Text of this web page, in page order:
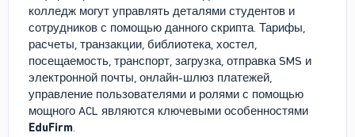
колледж могут управлять деталями студентов и
сотрудников с помощью данного скрипта. Тарифы,
расчеты, транзакции, библиотека, хостел,
посещаемость, транспорт, загрузка, отправка SMS и
электронной почты, онлайн-шлюз платежей,
управление пользователями и ролями с помощью
мощного ACL являются ключевыми особенностями
EduFirm.